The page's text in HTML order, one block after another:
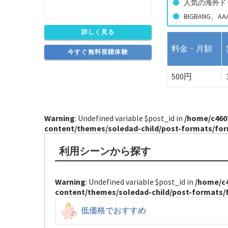
詳しく見る
今すぐ無料視聴体験
人気の海外
BIGBANG、
料金・月額
500円
Warning: Undefined variable $post_id in /home/
content/themes/soledad-child/post-formats/
利用シーンから探す
Warning: Undefined variable $post_id in /home/
content/themes/soledad-child/post-formats/
低価格でおすすめ